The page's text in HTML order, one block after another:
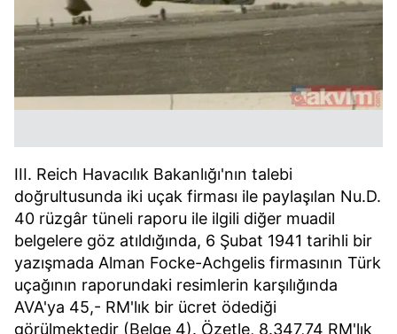
III. Reich Havacılık Bakanlığı'nın talebi
doğrultusunda iki uçak firması ile paylaşılan Nu.D.
40 rüzgâr tüneli raporu ile ilgili diğer muadil
belgelere göz atıldığında, 6 Şubat 1941 tarihli bir
yazışmada Alman Focke-Achgelis firmasının Türk
uçağının raporundaki resimlerin karşılığında
AVA'ya 45,- RM'lık bir ücret ödediği
görülmektedir (Belge 4). Özetle, 8.347,74 RM'lık